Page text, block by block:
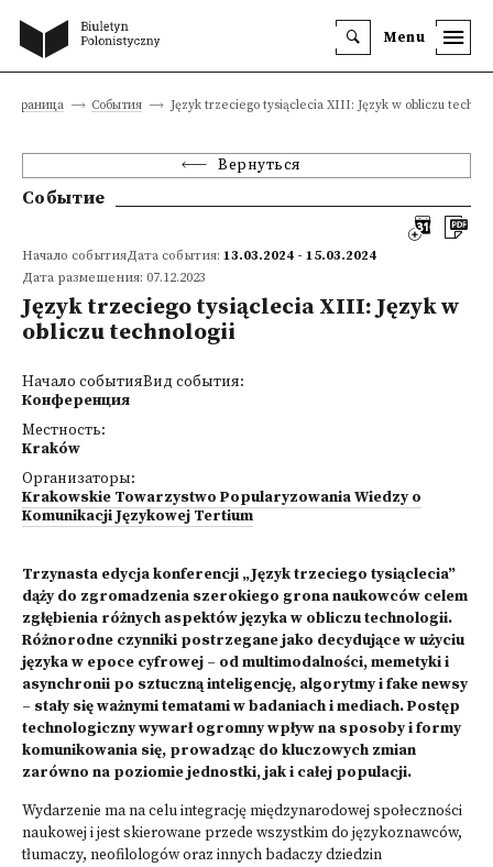
Menu
страница События Język trzeciego tysiąclecia XIII: Język w obliczu
Вернуться
Событие
Начало событияДата события: 13.03.2024 - 15.03.2024
Дата размещения: 07.12.2023
Język trzeciego tysiąclecia XIII: Język w
obliczu technologii
Начало событияВид события:
Конференция
Местность:
Kraków
Организаторы:
Krakowskie Towarzystwo Popularyzowania Wiedzy o
Komunikacji Językowej Tertium
Trzynasta edycja konferencji „Język trzeciego tysiąclecia”
dąży do zgromadzenia szerokiego grona naukowców celem
zgłębienia różnych aspektów języka w obliczu technologii.
Różnorodne czynniki postrzegane jako decydujące w użyciu
języka w epoce cyfrowej – od multimodalności, memetyki i
asynchronii po sztuczną inteligencję, algorytmy i fake newsy
– stały się ważnymi tematami w badaniach i mediach. Postęp
technologiczny wywarł ogromny wpływ na sposoby i formy
komunikowania się, prowadząc do kluczowych zmian
zarówno na poziomie jednostki, jak i całej populacji.
Wydarzenie ma na celu integrację międzynarodowej społeczności
naukowej i jest skierowane przede wszystkim do językoznawców,
tłumaczy, neofilologów oraz innych badaczy dziedzin